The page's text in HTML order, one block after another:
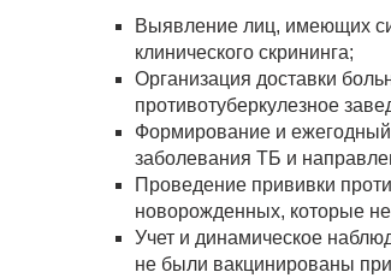
Выявление лиц, имеющих
клинического скрининга;
Организация доставки
противотуберкулезное
Формирование и ежегодный
заболевания ТБ и
Проведение прививки
новорожденных, которые
Учет и динамическое
не были вакцинированы